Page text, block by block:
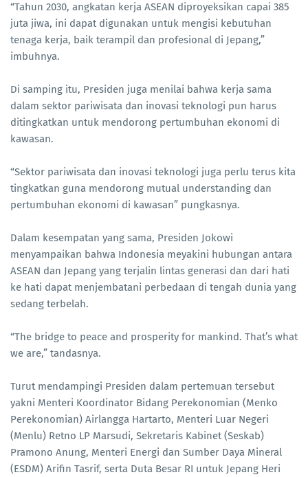
“Tahun 2030, angkatan kerja ASEAN diproyeksikan capai 385
juta jiwa, ini dapat digunakan untuk mengisi kebutuhan
tenaga kerja, baik terampil dan profesional di Jepang,”
imbuhnya.
Di samping itu, Presiden juga menilai bahwa kerja sama
dalam sektor pariwisata dan inovasi teknologi pun harus
ditingkatkan untuk mendorong pertumbuhan ekonomi di
kawasan.
“Sektor pariwisata dan inovasi teknologi juga perlu terus kita
tingkatkan guna mendorong mutual understanding dan
pertumbuhan ekonomi di kawasan” pungkasnya.
Dalam kesempatan yang sama, Presiden Jokowi
menyampaikan bahwa Indonesia meyakini hubungan antara
ASEAN dan Jepang yang terjalin lintas generasi dan dari hati
ke hati dapat menjembatani perbedaan di tengah dunia yang
sedang terbelah.
“The bridge to peace and prosperity for mankind. That’s what
we are,” tandasnya.
Turut mendampingi Presiden dalam pertemuan tersebut
yakni Menteri Koordinator Bidang Perekonomian (Menko
Perekonomian) Airlangga Hartarto, Menteri Luar Negeri
(Menlu) Retno LP Marsudi, Sekretaris Kabinet (Seskab)
Pramono Anung, Menteri Energi dan Sumber Daya Mineral
(ESDM) Arifin Tasrif, serta Duta Besar RI untuk Jepang Heri